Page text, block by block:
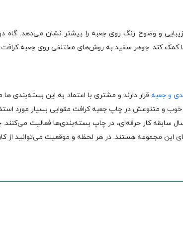
زیبایی و وضوح رنگ روی جعبه را بیشتر نشان می‌دهد.
کمک کند. جوهر سفید به روش‌های مختلفی روی جعبه
و جعبه قرار دارند و مشتری با اعتماد به این بسته‌بندی
و متنوعش در چاپ جعبه کرافت مقوایی بسیار مورد
کار حرفه‌ای، در چاپ بسته‌بندی‌ها فعالیت می‌کنند.
این مجموعه هستند. در هر لحظه و موقعیت می‌توانید از